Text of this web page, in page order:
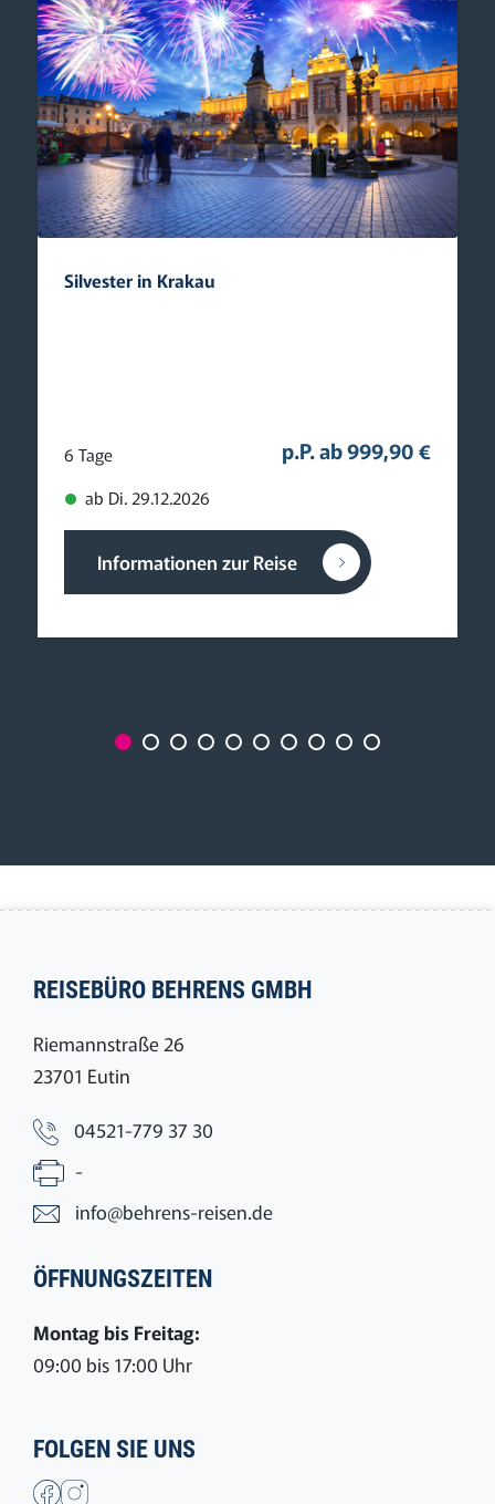
Silvester in Krakau
6 Tage
ab Di. 29.12.2026
p.P. ab 999,90 €
Informationen zur Reise
REISEBÜRO BEHRENS GMBH
Riemannstraße 26
23701 Eutin
04521-779 37 30
-
info@behrens-reisen.de
ÖFFNUNGSZEITEN
Montag bis Freitag:
09:00 bis 17:00 Uhr
FOLGEN SIE UNS